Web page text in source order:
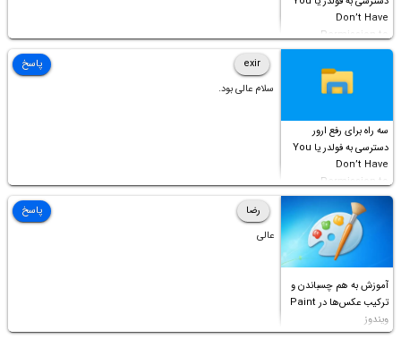
Don’t Have
Permission to
Access this folder
سه راه برای رفع ارور
دسترسی به فولدر یا You
Don’t Have
Permission to
Access this folder
exir
سلام عالی بود.
پاسخ
آموزش به هم چسباندن و
ترکیب عکس‌ها در Paint
ویندوز
رضا
عالی
پاسخ